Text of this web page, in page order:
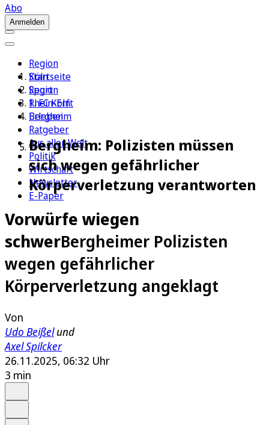
Abo
Anmelden
Region
Köln
Sport
1. FC Köln
Erleben
Ratgeber
Aus aller Welt
Politik
Wirtschaft
Newsletter
E-Paper
Startseite
Region
Rhein-Erft
Bergheim
Bergheim: Polizisten müssen
sich wegen gefährlicher
Körperverletzung verantworten
Vorwürfe wiegen
schwerBergheimer Polizisten
wegen gefährlicher
Körperverletzung angeklagt
Von
Udo Beißelund
Axel Spilcker
26.11.2025, 06:32 Uhr
3 min